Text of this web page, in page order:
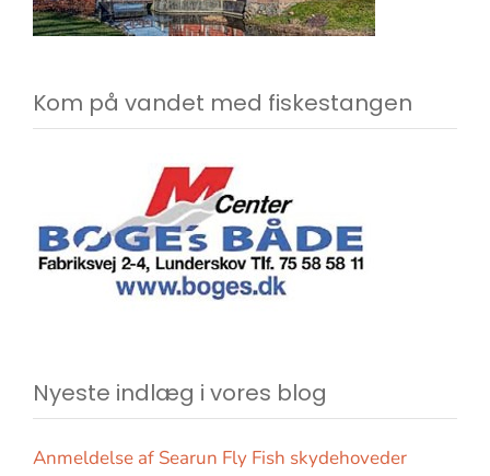
Kom på vandet med fiskestangen
Nyeste indlæg i vores blog
Anmeldelse af Searun Fly Fish skydehoveder